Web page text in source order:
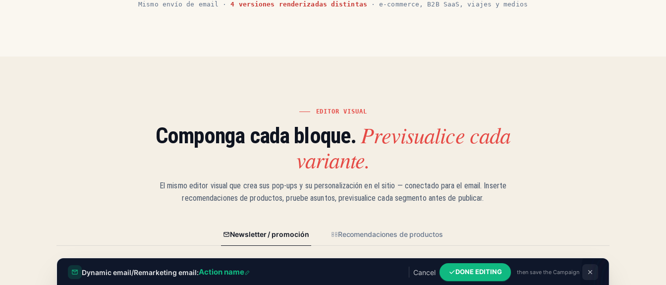
Mismo envío de email ·4 versiones renderizadas distintas · e-commerce, B2B SaaS, viajes y medios
EDITOR VISUAL
Componga cada bloque.Previsualice cada
variante.
El mismo editor visual que crea sus pop-ups y su personalización en el sitio — conectado para el email. Inserte
recomendaciones de productos, pruebe asuntos, previsualice cada segmento antes de publicar.
Newsletter / promoción Recomendaciones de productos